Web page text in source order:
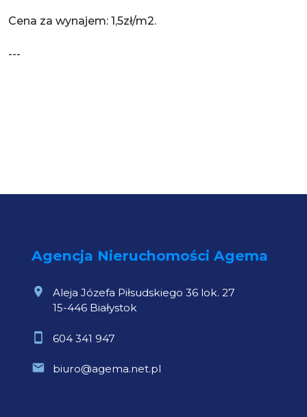
Cena za wynajem: 1,5zł/m2.
---
Agencja Nieruchomości Agema
Aleja Józefa Piłsudskiego 36 lok. 27
15-446 Białystok
604 341 947
biuro@agema.net.pl